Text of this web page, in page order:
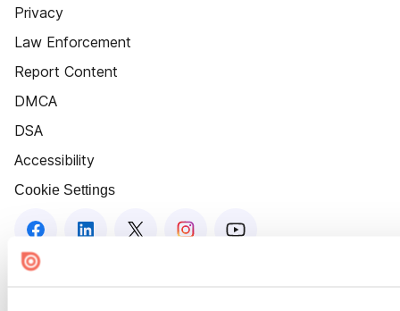
Privacy
Law Enforcement
Report Content
DMCA
DSA
Accessibility
Cookie Settings